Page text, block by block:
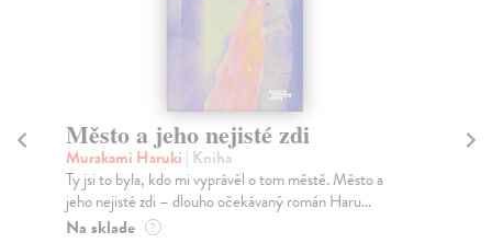
Město a jeho nejisté zdi
Murakami Haruki | Kniha
Ty jsi to byla, kdo mi vyprávěl o tom městě. Město a
jeho nejisté zdi – dlouho očekávaný román Haru...
Na sklade ?